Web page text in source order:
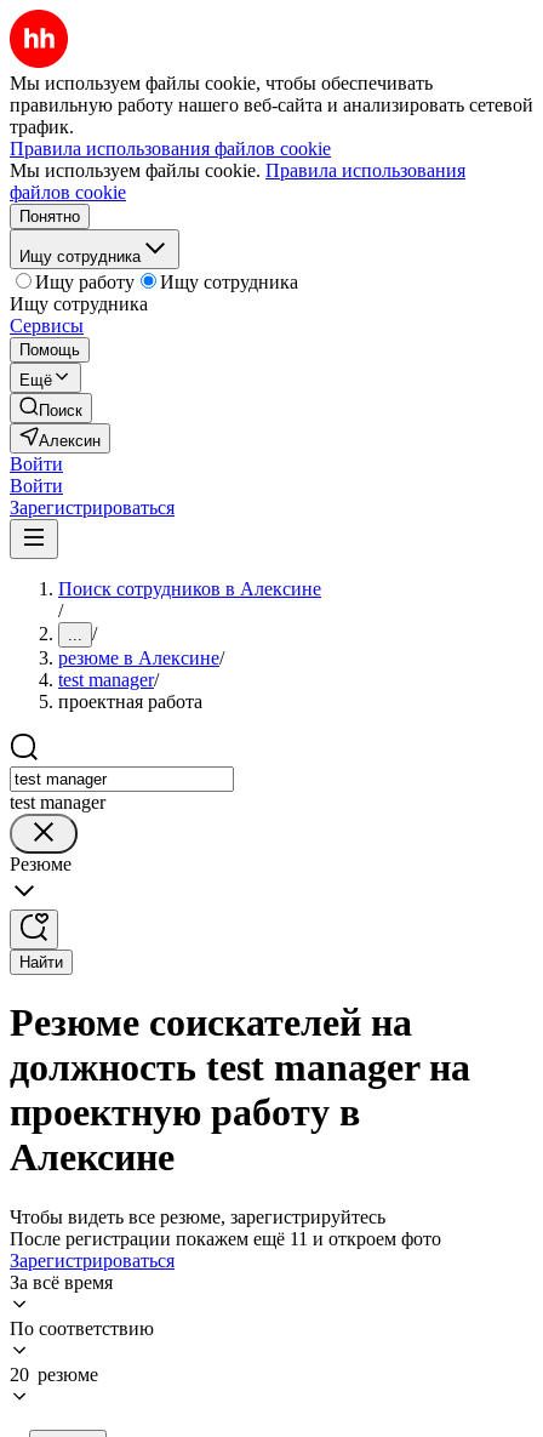
Мы используем файлы cookie, чтобы обеспечивать
правильную работу нашего веб-сайта и анализировать сетевой
трафик.
Правила использования файлов cookie
Мы используем файлы cookie. Правила использования
файлов cookie
Понятно
Ищу сотрудника
Ищу работу
Ищу сотрудника
Ищу сотрудника
Сервисы
Помощь
Ещё
Поиск
Алексин
Войти
Войти
Зарегистрироваться
Поиск сотрудников в Алексине
/
... /
резюме в Алексине/
test manager/
проектная работа
test manager
Резюме
Найти
Резюме соискателей на
должность test manager на
проектную работу в
Алексине
Чтобы видеть все резюме, зарегистрируйтесь
После регистрации покажем ещё 11 и откроем фото
Зарегистрироваться
За всё время
По соответствию
20 резюме